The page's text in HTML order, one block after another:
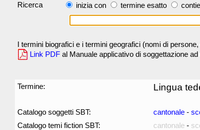
Ricerca inizia con termine esatto
I termini biografici e i termini geografici (nomi di
Link PDF al Manuale applicativo di soggettazione
Termine: Lingua
Catalogo soggetti SBT: cantonale -
Catalogo temi fiction SBT:
cantonale -